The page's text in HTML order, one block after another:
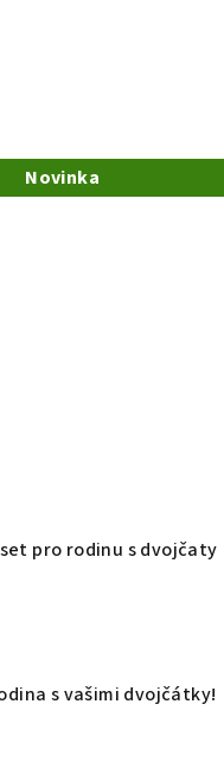
Novinka
pro rodinu s dvojčaty
s vašimi dvojčátky!
Tip
Tip
Novinka